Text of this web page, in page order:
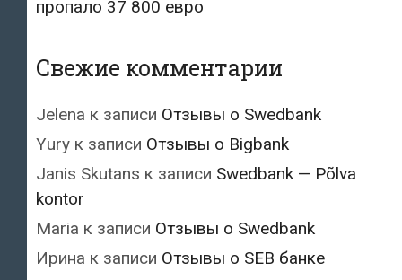
пропало 37 800 евро
Свежие комментарии
Jelena к записи Отзывы о Swedbank
Yury к записи Отзывы о Bigbank
Janis Skutans к записи Swedbank — Põlva
kontor
Maria к записи Отзывы о Swedbank
Ирина к записи Отзывы о SEB банке